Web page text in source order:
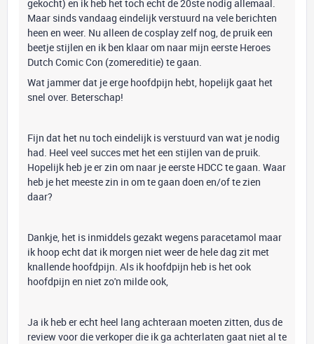
gekocht) en ik heb het toch echt de 20ste nodig allemaal.
Maar sinds vandaag eindelijk verstuurd na vele berichten
heen en weer. Nu alleen de cosplay zelf nog, de pruik een
beetje stijlen en ik ben klaar om naar mijn eerste Heroes
Dutch Comic Con (zomereditie) te gaan.
Wat jammer dat je erge hoofdpijn hebt, hopelijk gaat het
snel over. Beterschap!
Fijn dat het nu toch eindelijk is verstuurd van wat je nodig
had. Heel veel succes met het een stijlen van de pruik.
Hopelijk heb je er zin om naar je eerste HDCC te gaan. Waar
heb je het meeste zin in om te gaan doen en/of te zien
daar?
Dankje, het is inmiddels gezakt wegens paracetamol maar
ik hoop echt dat ik morgen niet weer de hele dag zit met
knallende hoofdpijn. Als ik hoofdpijn heb is het ook
hoofdpijn en niet zo'n milde ook,
Ja ik heb er echt heel lang achteraan moeten zitten, dus de
review voor die verkoper die ik ga achterlaten gaat niet al te